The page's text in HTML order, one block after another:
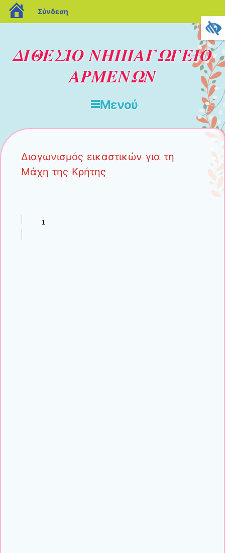
ΔΙΘΕΣΙΟ ΝΗΠΙΑΓΩΓΕΙΟ
ΑΡΜΕΝΩΝ
Μενού
Διαγωνισμός εικαστικών για τη
Μάχη της Κρήτης
blogs.sch.gr
Σύνδεση